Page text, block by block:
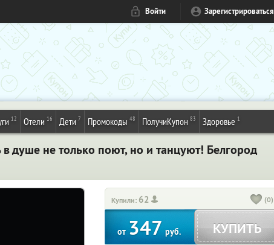
Войти Зарегистрироваться
12 Отели 16 Дети 7 Промокоды 48 ПолучиКупон 83 Здоровье 1
в душе не только поют, но и танцуют! Белгород
Купили: 62 (0)
от347руб. КУПИТЬ